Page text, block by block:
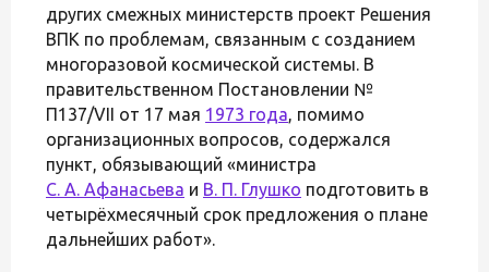
других смежных министерств проект Решения
ВПК по проблемам, связанным с созданием
многоразовой космической системы. В
правительственном Постановлении №
П137/VII от 17 мая 1973 года, помимо
организационных вопросов, содержался
пункт, обязывающий «министра
С. А. Афанасьева и В. П. Глушко подготовить в
четырёхмесячный срок предложения о плане
дальнейших работ».